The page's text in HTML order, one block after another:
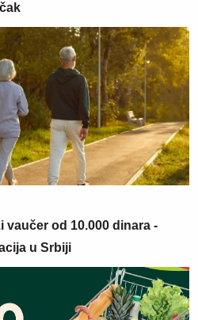
vaučer od 10.000 dinara -
u Srbiji